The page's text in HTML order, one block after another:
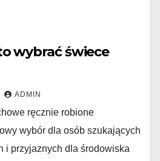
wybrać świece
ADMIN
ręcznie robione
wybór dla osób szukających
i przyjaznych dla środowiska